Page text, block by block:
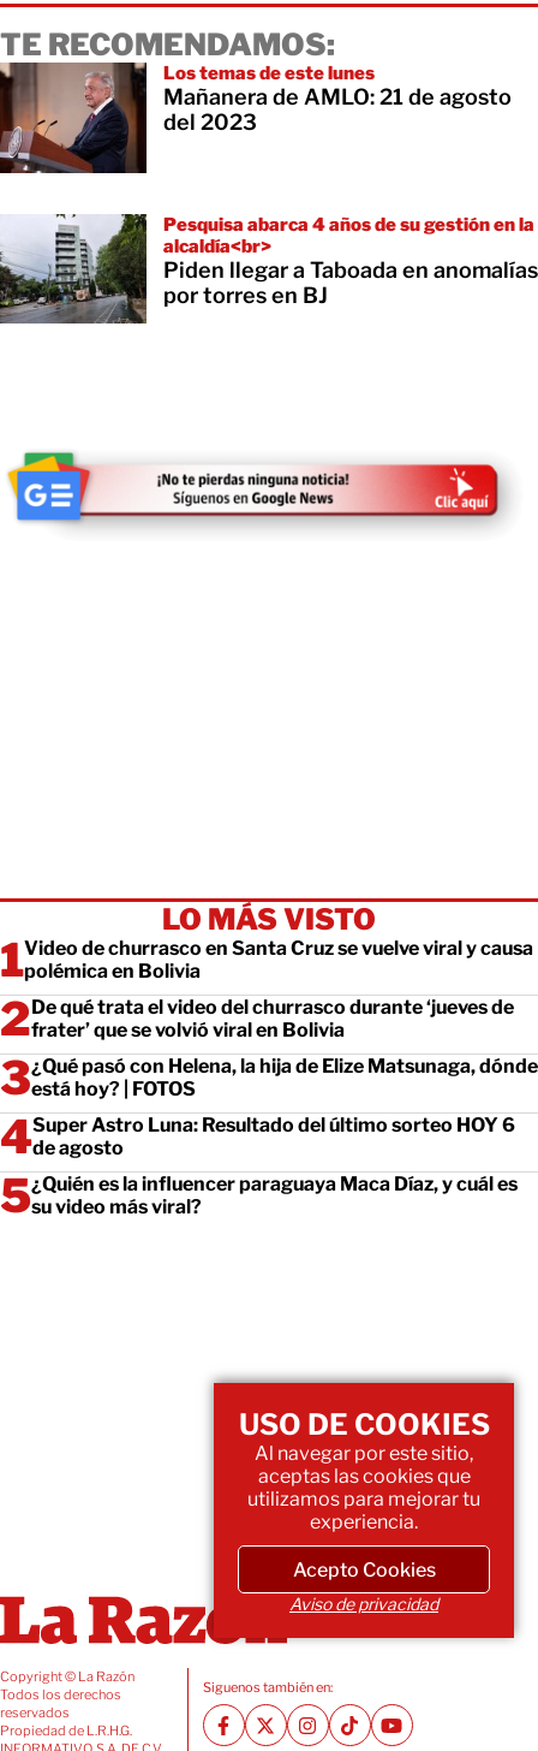
TE RECOMENDAMOS:
Los temas de este lunes
Mañanera de AMLO: 21 de agosto
del 2023
Pesquisa abarca 4 años de su gestión en la
alcaldía<br>
Piden llegar a Taboada en anomalías
por torres en BJ
LO MÁS VISTO
Video de churrasco en Santa Cruz se vuelve viral y causa
polémica en Bolivia
De qué trata el video del churrasco durante ‘jueves de
frater’ que se volvió viral en Bolivia
¿Qué pasó con Helena, la hija de Elize Matsunaga, dónde
está hoy? | FOTOS
Super Astro Luna: Resultado del último sorteo HOY 6
de agosto
¿Quién es la influencer paraguaya Maca Díaz, y cuál es
su video más viral?
Copyright © La Razón
Todos los derechos
reservados
Propiedad de L.R.H.G.
Siguenos también en:
USO DE COOKIES
Al navegar por este sitio,
aceptas las cookies que
utilizamos para mejorar tu
experiencia.
Acepto Cookies
Aviso de privacidad